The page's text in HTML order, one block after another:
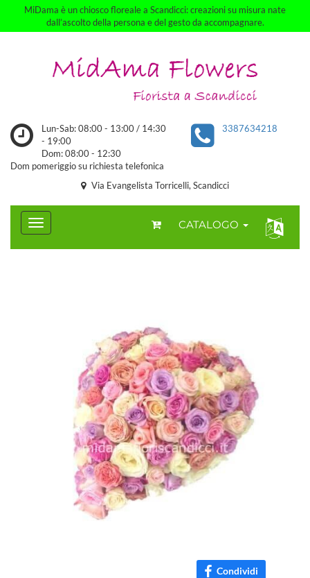
MiDama è un chiosco floreale a Scandicci: creazioni su misura nate
dall’ascolto della persona e del gesto da accompagnare.
Lun-Sab: 08:00 - 13:00 / 14:30
- 19:00
Dom: 08:00 - 12:30
Dom pomeriggio su richiesta telefonica
3387634218
Via Evangelista Torricelli, Scandicci
CATALOGO
Condividi